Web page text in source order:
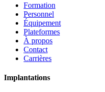
Formation
Personnel
Équipement
Plateformes
À propos
Contact
Carrières
Implantations